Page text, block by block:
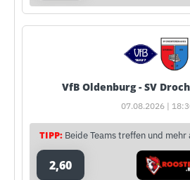
VfB Oldenburg - SV
07.08.2026 |
TIPP: Beide Teams treffen und mehr
2,60